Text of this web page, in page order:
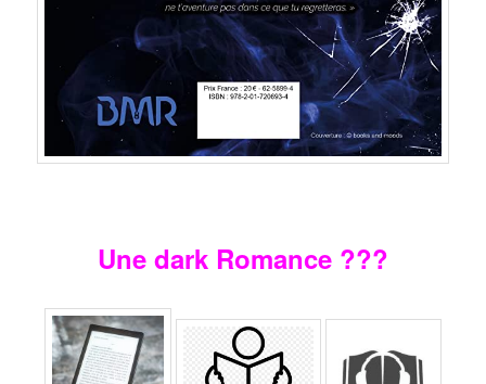
Une dark Romance ???